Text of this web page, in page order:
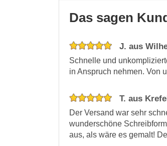
Das sagen
J. aus
Schnelle und
in Anspruch nehmen. Von
T. aus
Der Versand war sehr
wunderschöne
aus, als wäre es gemalt!